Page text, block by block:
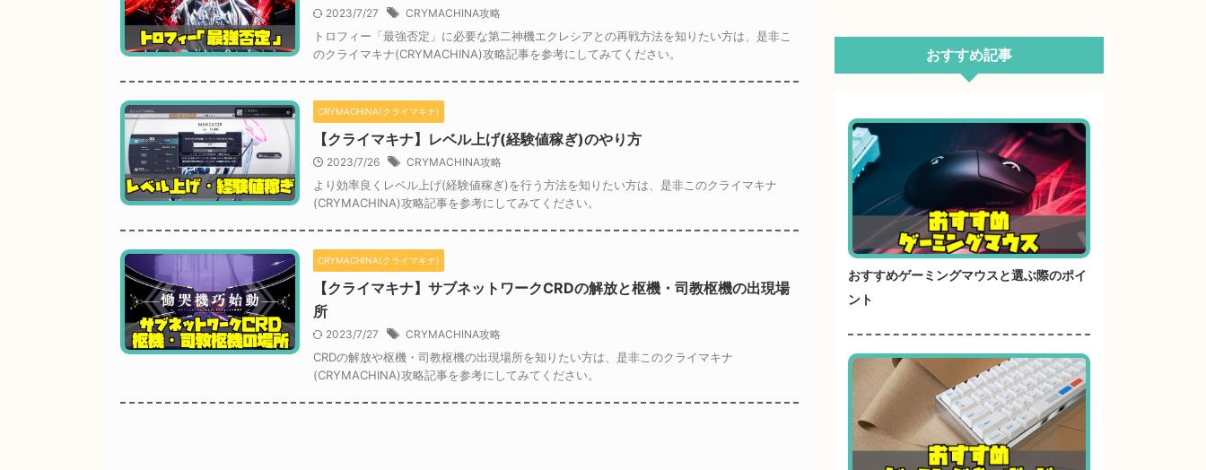
2023/7/27 CRYMACHINA攻略
トロフィー「最強否定」に必要な第二神機エクレシアとの再戦方法を知りたい方は、是非こ
のクライマキナ(CRYMACHINA)攻略記事を参考にしてみてください。
CRYMACHINA(クライマキナ)
【クライマキナ】レベル上げ(経験値稼ぎ)のやり方
2023/7/26 CRYMACHINA攻略
より効率良くレベル上げ(経験値稼ぎ)を行う方法を知りたい方は、是非このクライマキナ
(CRYMACHINA)攻略記事を参考にしてみてください。
CRYMACHINA(クライマキナ)
【クライマキナ】サブネットワークCRDの解放と枢機・司教枢機の出現場
所
2023/7/27 CRYMACHINA攻略
CRDの解放や枢機・司教枢機の出現場所を知りたい方は、是非このクライマキナ
(CRYMACHINA)攻略記事を参考にしてみてください。
おすすめ記事
おすすめゲーミングマウスと選ぶ際のポイ
ント